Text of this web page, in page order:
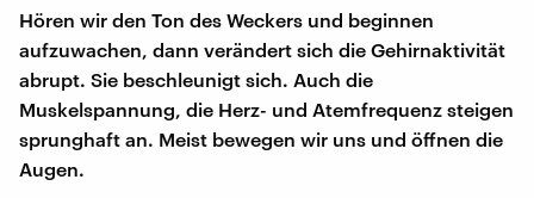
Hören wir den Ton des Weckers und beginnen
aufzuwachen, dann verändert sich die Gehirnaktivität
abrupt. Sie beschleunigt sich. Auch die
Muskelspannung, die Herz- und Atemfrequenz steigen
sprunghaft an. Meist bewegen wir uns und öffnen die
Augen.